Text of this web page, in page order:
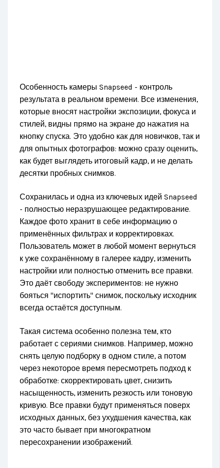
Особенность камеры Snapseed - контроль
результата в реальном времени. Все изменения,
которые вносят настройки экспозиции, фокуса и
стилей, видны прямо на экране до нажатия на
кнопку спуска. Это удобно как для новичков, так и
для опытных фотографов: можно сразу оценить,
как будет выглядеть итоговый кадр, и не делать
десятки пробных снимков.
Сохранилась и одна из ключевых идей Snapseed
- полностью неразрушающее редактирование.
Каждое фото хранит в себе информацию о
применённых фильтрах и корректировках.
Пользователь может в любой момент вернуться
к уже сохранённому в галерее кадру, изменить
настройки или полностью отменить все правки.
Это даёт свободу экспериментов: не нужно
бояться "испортить" снимок, поскольку исходник
всегда остаётся доступным.
Такая система особенно полезна тем, кто
работает с сериями снимков. Например, можно
снять целую подборку в одном стиле, а потом
через некоторое время пересмотреть подход к
обработке: скорректировать цвет, снизить
насыщенность, изменить резкость или тоновую
кривую. Все правки будут применяться поверх
исходных данных, без ухудшения качества, как
это часто бывает при многократном
пересохранении изображений.